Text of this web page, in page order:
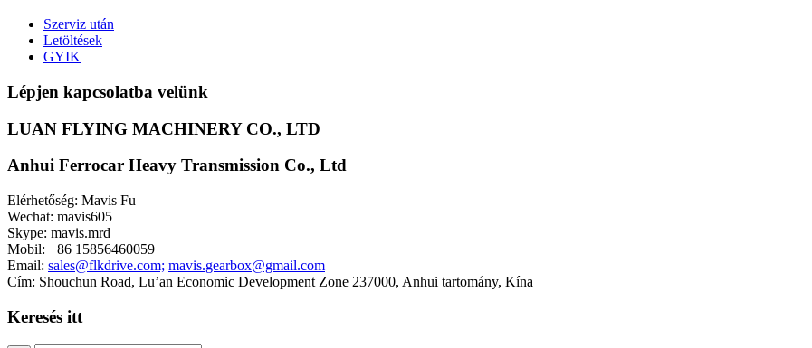
Szerviz után
Letöltések
GYIK
Lépjen kapcsolatba velünk
LUAN FLYING MACHINERY CO., LTD
Anhui Ferrocar Heavy Transmission Co., Ltd
Elérhetőség: Mavis Fu
Wechat: mavis605
Skype: mavis.mrd
Mobil: +86 15856460059
Email: sales@flkdrive.com; mavis.gearbox@gmail.com
Cím: Shouchun Road, Lu’an Economic Development Zone 237000, Anhui tartomány, Kína
Keresés itt